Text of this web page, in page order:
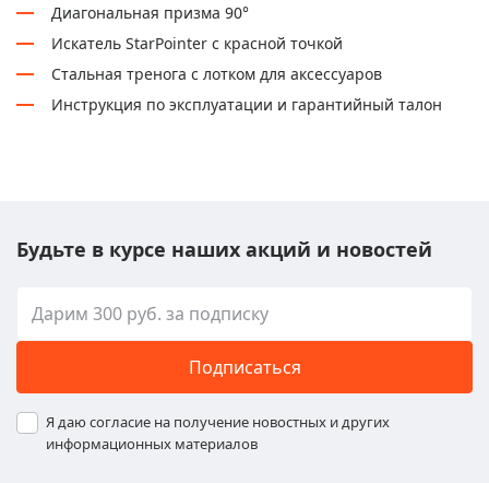
Диагональная призма 90°
Искатель StarPointer с красной точкой
Стальная тренога с лотком для аксессуаров
Инструкция по эксплуатации и гарантийный талон
Будьте в курсе наших акций и новостей
Подписаться
Я даю согласие на получение новостных и других
информационных материалов